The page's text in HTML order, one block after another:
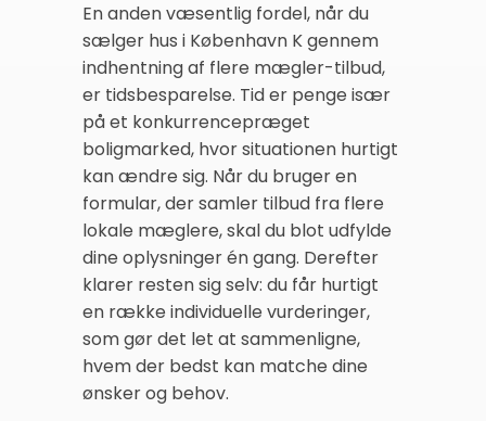
En anden væsentlig fordel, når du
sælger hus i København K gennem
indhentning af flere mægler-tilbud,
er tidsbesparelse. Tid er penge især
på et konkurrencepræget
boligmarked, hvor situationen hurtigt
kan ændre sig. Når du bruger en
formular, der samler tilbud fra flere
lokale mæglere, skal du blot udfylde
dine oplysninger én gang. Derefter
klarer resten sig selv: du får hurtigt
en række individuelle vurderinger,
som gør det let at sammenligne,
hvem der bedst kan matche dine
ønsker og behov.